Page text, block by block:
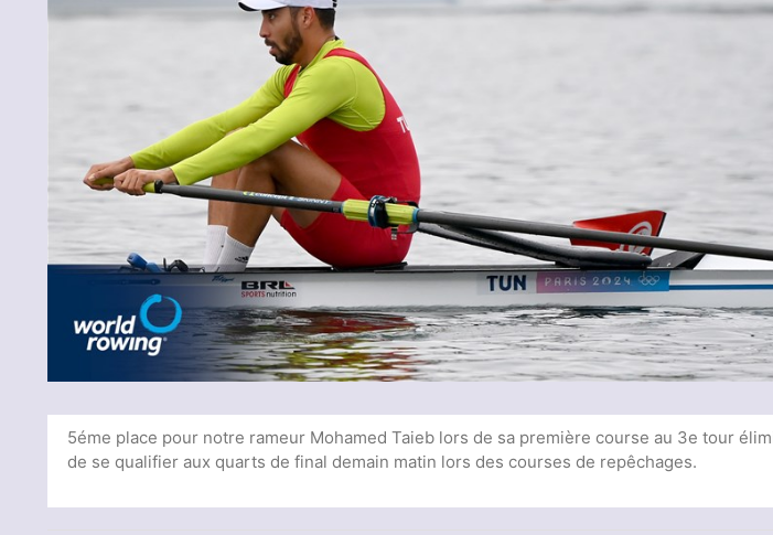
5éme place pour notre rameur Mohamed Taieb lors de sa première course au 3e tour
de se qualifier aux quarts de final demain matin lors des courses de repêchages.